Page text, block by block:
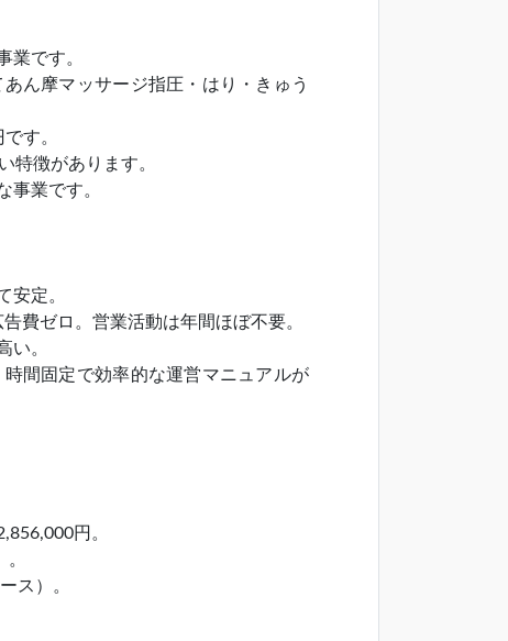
業です。
ん摩マッサージ指圧・はり・きゅう
す。
特徴があります。
事業です。
安定。
費ゼロ。営業活動は年間ほぼ不要。
い。
間固定で効率的な運営マニュアルが
円。
ス）。